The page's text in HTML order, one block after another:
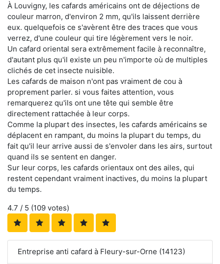
À Louvigny, les cafards américains ont de déjections de
couleur marron, d'environ 2 mm, qu'ils laissent derrière
eux. quelquefois ce s'avèrent être des traces que vous
verrez, d'une couleur qui tire légèrement vers le noir.
Un cafard oriental sera extrêmement facile à reconnaître,
d'autant plus qu'il existe un peu n'importe où de multiples
clichés de cet insecte nuisible.
Les cafards de maison n'ont pas vraiment de cou à
proprement parler. si vous faites attention, vous
remarquerez qu'ils ont une tête qui semble être
directement rattachée à leur corps.
Comme la plupart des insectes, les cafards américains se
déplacent en rampant, du moins la plupart du temps, du
fait qu'il leur arrive aussi de s'envoler dans les airs, surtout
quand ils se sentent en danger.
Sur leur corps, les cafards orientaux ont des ailes, qui
restent cependant vraiment inactives, du moins la plupart
du temps.
4.7 / 5 (109 votes)
Entreprise anti cafard à Fleury-sur-Orne (14123)